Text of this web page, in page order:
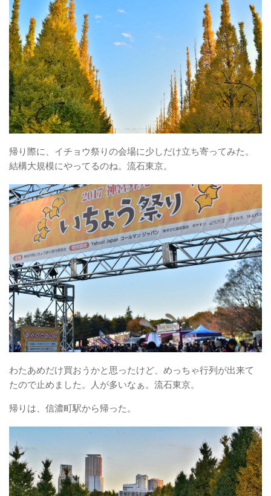
帰り際に、イチョウ祭りの会場に少しだけ立ち寄ってみた。
結構大規模にやってるのね。流石東京。
わたあめだけ買おうかと思ったけど、めっちゃ行列が出来て
たので止めました。人が多いなぁ。流石東京。
帰りは、信濃町駅から帰った。